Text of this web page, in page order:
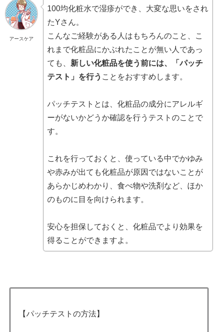
アースケア
100均化粧水で湿疹ができ、大変な思いをされ
たYさん。
こんなご経験がある人はもちろんのこと、こ
れまで化粧品にかぶれたことが無い人であっ
ても、 新しい化粧品を使う前には、「パッチ
テスト」を行う ことをおすすめします。
パッチテストとは、化粧品の成分にアレルギ
ーがないかどうか確認を行うテストのことで
す。
これを行っておくと、使っている中でかゆみ
や赤みが出ても化粧品が原因ではないことが
あらかじめわかり、食べ物や洗剤など、ほか
のものに目を向けられます。
安心を担保しておくと、化粧品でより効果を
得ることができますよ。
【パッチテストの方法】